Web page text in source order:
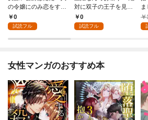
の令嬢にのみ恋をする
（分冊版）第１話
0
試読フル
対に双子の王子を見分
けてみせます！（分冊
版） 第１話
0
試読フル
に
語
女性マンガのおすすめ本